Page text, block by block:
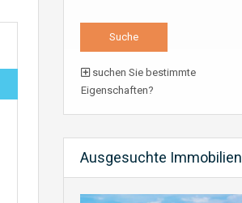
suchen Sie bestimmte
Eigenschaften?
Ausgesuchte Immobilien